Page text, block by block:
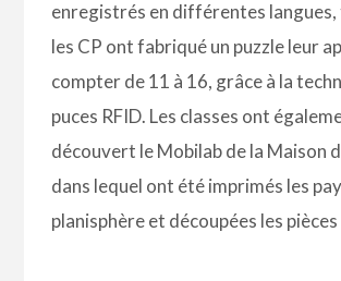
enregistrés en différentes langues,
les CP ont fabriqué un puzzle leur
compter de 11 à 16, grâce à la
puces RFID. Les classes ont
découvert le Mobilab de la Maison
dans lequel ont été imprimés les
planisphère et découpées les pièces